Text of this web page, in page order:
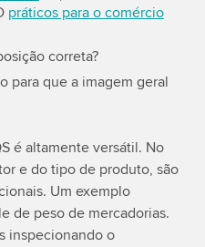
práticos para o comércio
correta?
para que a imagem geral
é altamente versátil. No
e do tipo de produto, são
Um exemplo
de peso de mercadorias.
inspecionando o